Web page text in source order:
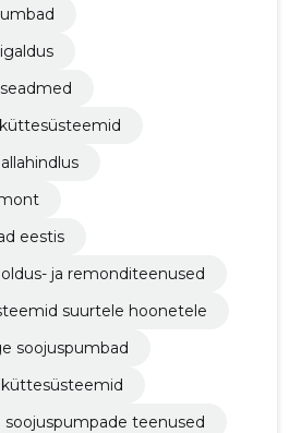
eestis
ja remonditeenused
suurtele hoonetele
soojuspumbad
soojuspumpade teenused